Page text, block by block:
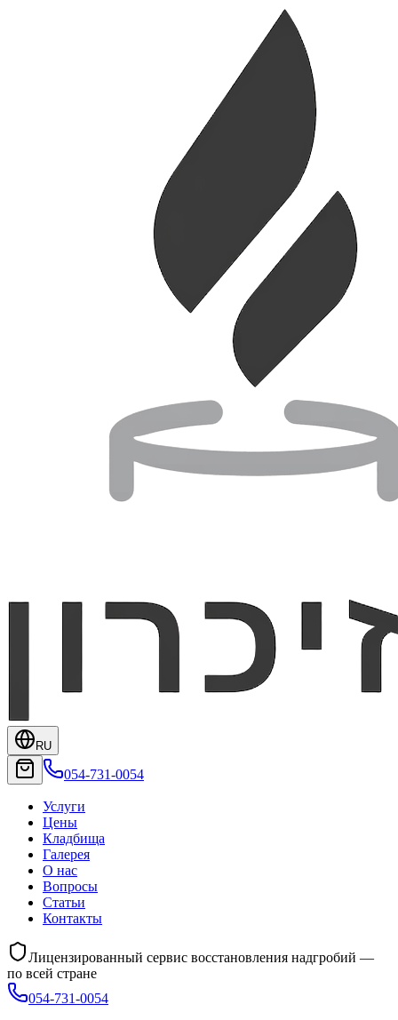
RU
054-731-0054
Услуги
Цены
Кладбища
Галерея
О нас
Вопросы
Статьи
Контакты
Лицензированный сервис восстановления надгробий —
по всей стране
054-731-0054